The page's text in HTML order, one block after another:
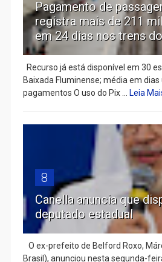
Pagamento de
registra mais de 211
em 24 dias nos trens
Recurso já está disponível em 30
Baixada Fluminense; média em
pagamentos O uso do Pix ... Leia
8
Canella anuncia que
deputado estadual
O ex-prefeito de Belford Roxo,
Brasil), anunciou nesta segunda-